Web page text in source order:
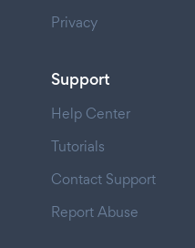
Privacy
Support
Help Center
Tutorials
Contact Support
Report Abuse